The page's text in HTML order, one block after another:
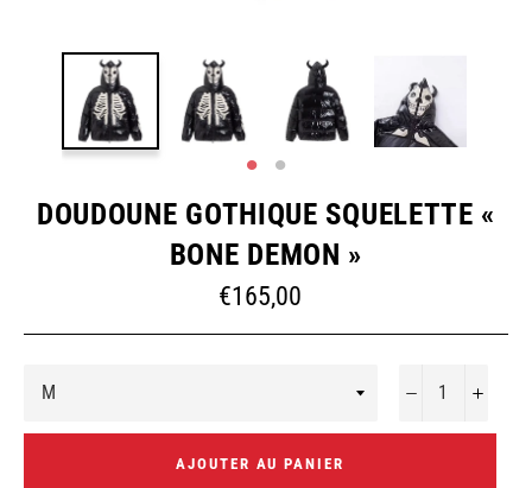
DOUDOUNE GOTHIQUE SQUELETTE «
BONE DEMON »
Prix
régulier
€165,00
− +
AJOUTER AU PANIER